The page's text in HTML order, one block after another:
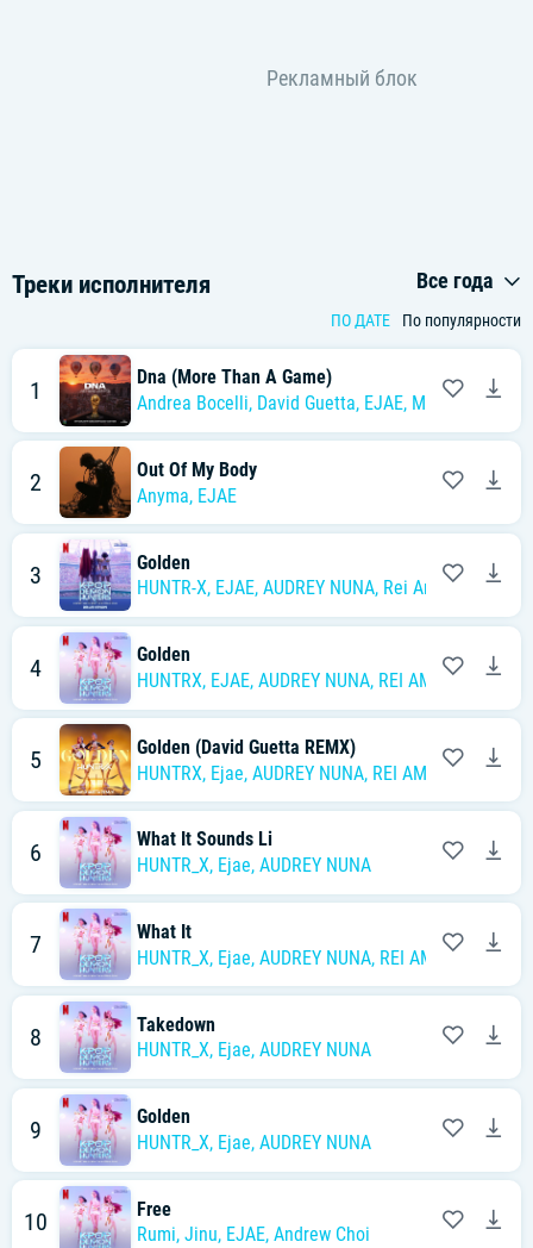
Треки исполнителя Все года
ПО ДАТЕ По популярности
1
Dna (More Than A Game)
Andrea Bocelli, David Guetta, EJAE, Megan Thee
2
Out Of My Body
Anyma, EJAE
3
Golden
HUNTR-X, EJAE, AUDREY NUNA, Rei Ami KPop
4
Golden
HUNTRX, EJAE, AUDREY NUNA, REI AMI KPop
5
Golden (David Guetta REMX)
HUNTRX, Ejae, AUDREY NUNA, REI AMI KPop
6
What It Sounds Li
HUNTR_X, Ejae, AUDREY NUNA
7
What It
HUNTR_X, Ejae, AUDREY NUNA, REI AMI
8
Takedown
HUNTR_X, Ejae, AUDREY NUNA
9
Golden
HUNTR_X, Ejae, AUDREY NUNA
10
Free
Rumi, Jinu, EJAE, Andrew Choi